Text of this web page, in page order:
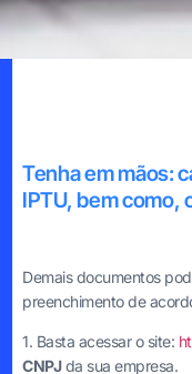
Tenha em mãos:
IPTU, bem como,
Demais documentos
preenchimento de
1. Basta acessar o site:
CNPJda sua empresa.